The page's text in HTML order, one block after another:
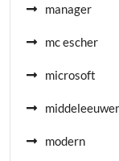
manager
mc escher
microsoft
modern